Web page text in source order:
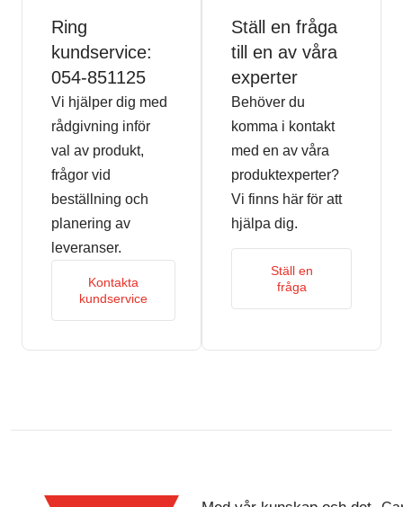
Ring
kundservice:
054-851125
Vi hjälper dig med
rådgivning inför
val av produkt,
frågor vid
beställning och
planering av
leveranser.
Kontakta
kundservice
Ställ en fråga
till en av våra
experter
Behöver du
komma i kontakt
med en av våra
produktexperter?
Vi finns här för att
hjälpa dig.
Ställ en
fråga